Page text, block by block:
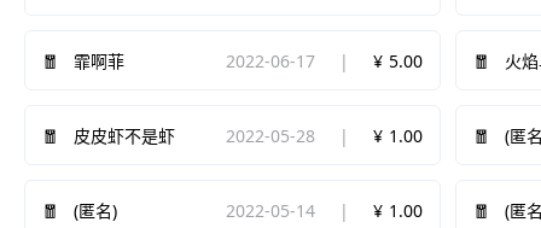
霏啊菲 2022-06-17 5.00 火
皮皮虾不是虾 2022-05-28 1.00 (匿
(匿名) 2022-05-14 1.00 (匿